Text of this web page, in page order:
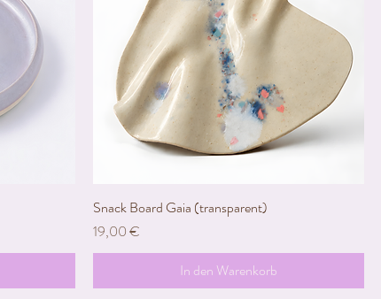
Schnellansicht
Snack Board Gaia (transparent)
Preis
19,00 €
In den Warenkorb